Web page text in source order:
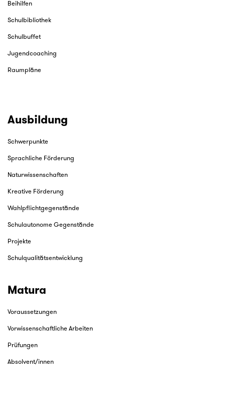
Beihilfen
Schulbibliothek
Schulbuffet
Jugendcoaching
Raumpläne
Ausbildung
Schwerpunkte
Sprachliche Förderung
Naturwissenschaften
Kreative Förderung
Wahlpflichtgegenstände
Schulautonome Gegenstände
Projekte
Schulqualitätsentwicklung
Matura
Voraussetzungen
Vorwissenschaftliche Arbeiten
Prüfungen
Absolvent/innen